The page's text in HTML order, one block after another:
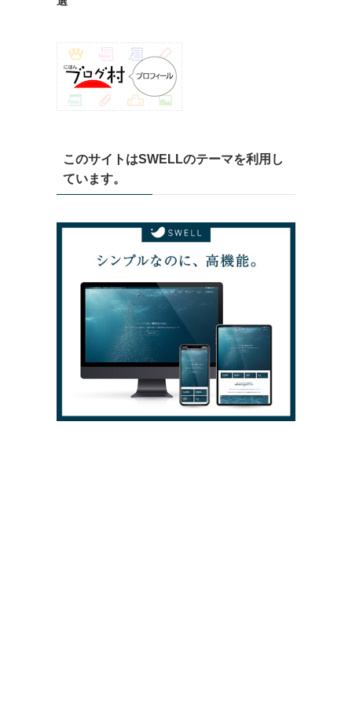
このサイトはSWELLのテーマを利用し
ています。